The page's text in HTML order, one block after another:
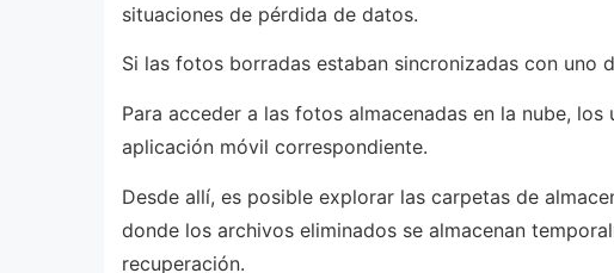
situaciones de pérdida de datos.
Si las fotos borradas estaban sincronizadas con uno
Para acceder a las fotos almacenadas en la nube,
aplicación móvil correspondiente.
Desde allí, es posible explorar las carpetas de
donde los archivos eliminados se almacenan
recuperación.